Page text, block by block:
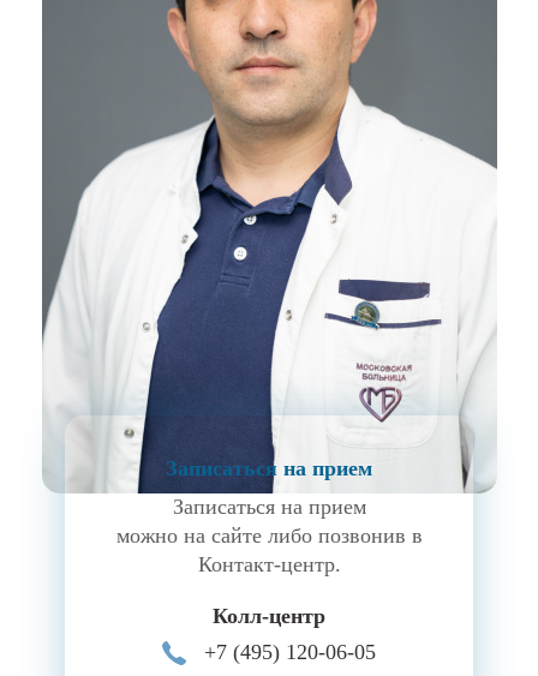
Записаться на прием
Записаться на прием
можно на сайте либо позвонив в
Контакт-центр.
Колл-центр
+7 (495) 120-06-05